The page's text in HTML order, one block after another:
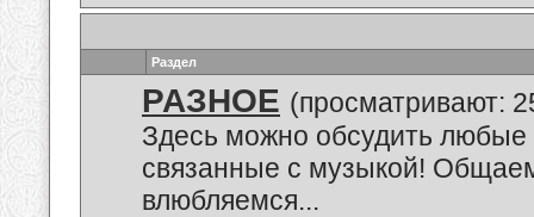
Раздел
РАЗНОЕ (просматривают:
Здесь можно обсудить
связанные с музыкой!
влюбляемся...